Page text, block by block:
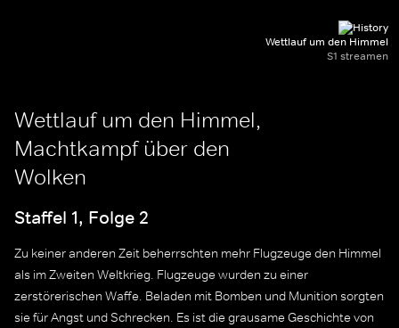
Wettlauf um den Himmel
S1 streamen
Wettlauf um den Himmel,
Machtkampf über den
Wolken
Staffel 1, Folge 2
Zu keiner anderen Zeit beherrschten mehr Flugzeuge den Himmel
als im Zweiten Weltkrieg. Flugzeuge wurden zu einer
zerstörerischen Waffe. Beladen mit Bomben und Munition sorgten
sie für Angst und Schrecken. Es ist die grausame Geschichte von